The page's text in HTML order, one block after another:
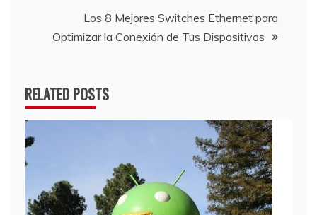
entradasLos 8 Mejores Switches Ethernet para
Optimizar la Conexión de Tus Dispositivos
RELATED POSTS